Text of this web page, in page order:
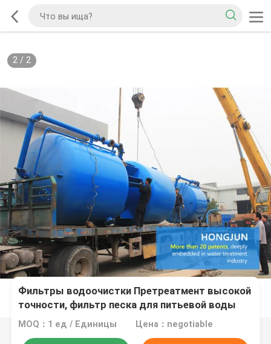
2/ 2
Фильтры водоочистки Претреатмент высокой
точности, фильтр песка для питьевой воды
MOQ：1 ед / Единицы Цена：negotiable